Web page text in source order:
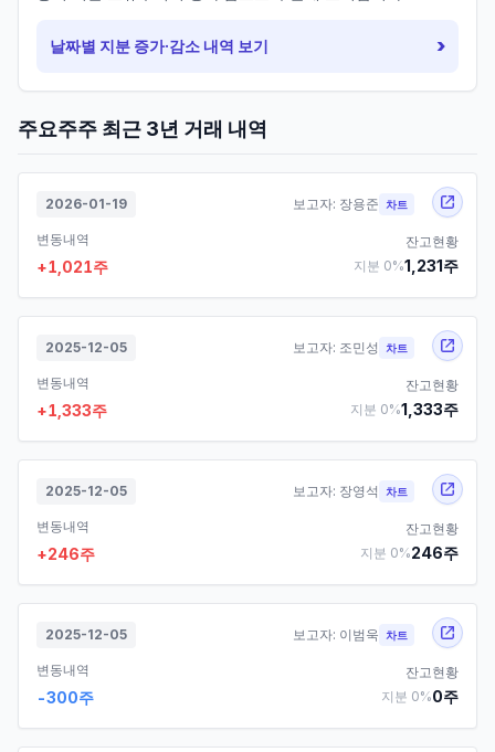
날짜별 지분 증가·감소 내역 보기 ›
주요주주 최근 3년 거래 내역
2026-01-19 보고자: 장용준 차트
변동내역
+1,021주
잔고현황
지분 0%1,231주
2025-12-05 보고자: 조민성 차트
변동내역
+1,333주
잔고현황
지분 0%1,333주
2025-12-05 보고자: 장영석 차트
변동내역
+246주
잔고현황
지분 0%246주
2025-12-05 보고자: 이범욱 차트
변동내역
-300주
잔고현황
지분 0%0주